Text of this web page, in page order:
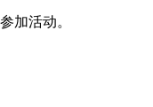
加活动。